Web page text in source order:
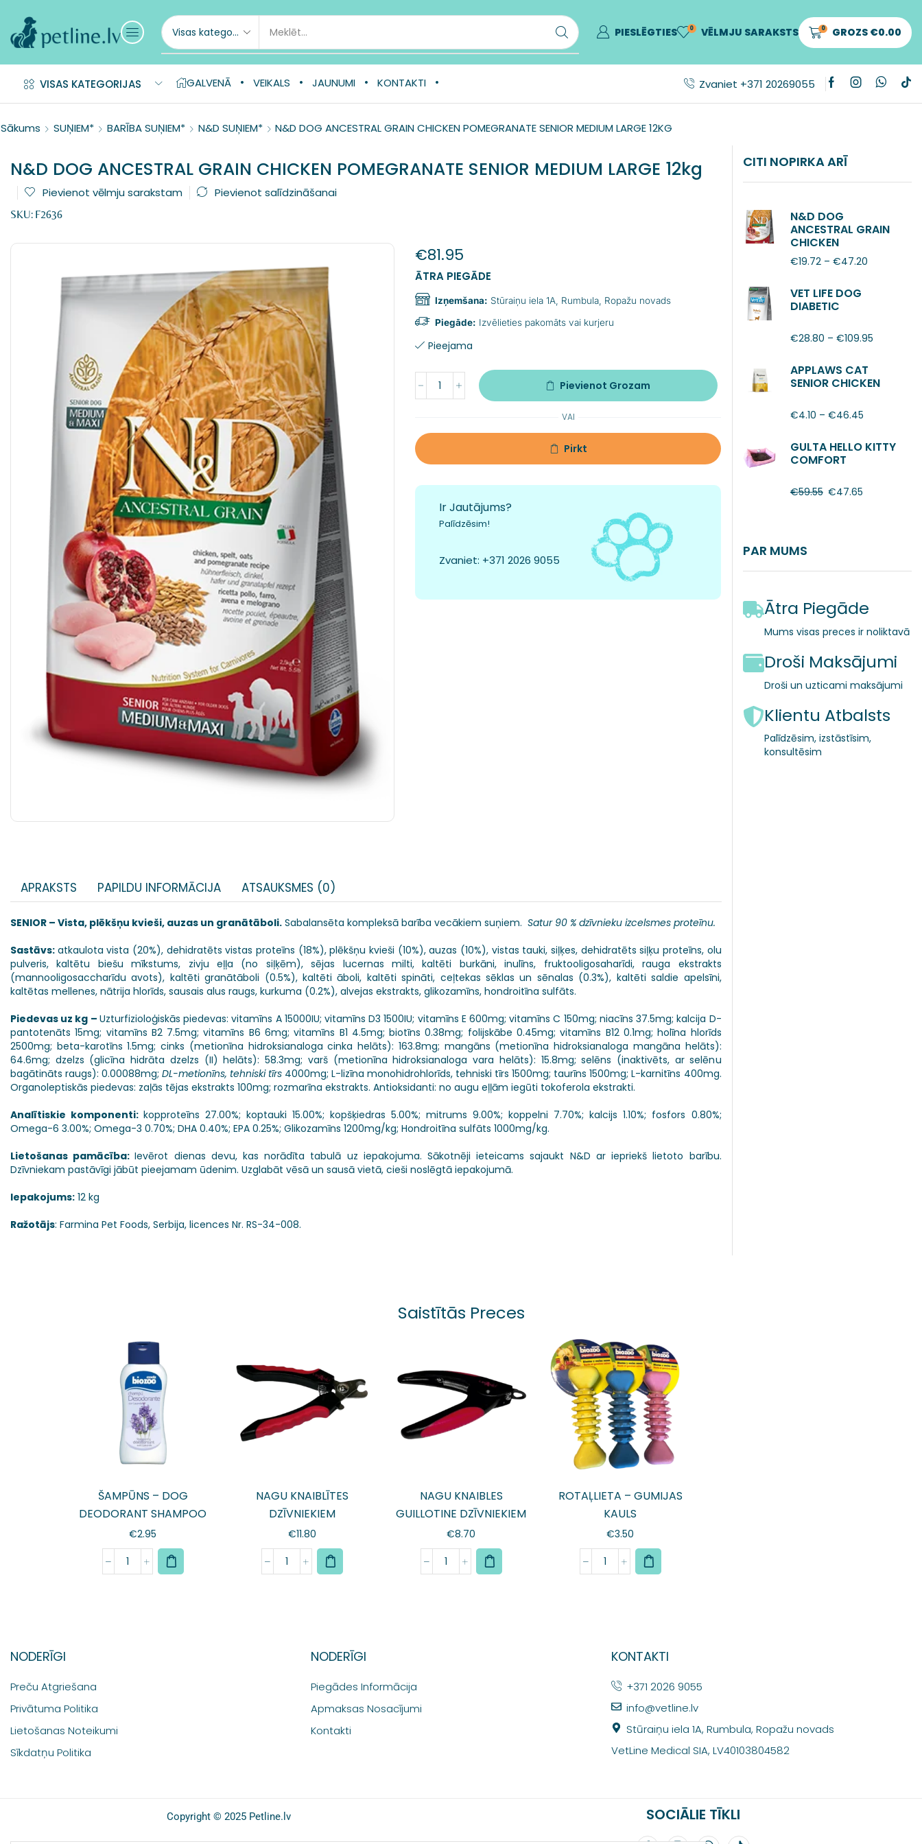
PIESLĒGTIES 0 VĒLMJU SARAKSTS 0 GROZS €0.00
VISAS KATEGORIJAS GALVENĀ VEIKALS JAUNUMI KONTAKTI Zvaniet +371 20269055
Sākums SUŅIEM* BARĪBA SUŅIEM* N&D SUŅIEM* N&D DOG ANCESTRAL GRAIN CHICKEN POMEGRANATE SENIOR MEDIUM LARGE 12KG
N&D DOG ANCESTRAL GRAIN CHICKEN POMEGRANATE SENIOR MEDIUM LARGE 12kg
Pievienot vēlmju sarakstam Pievienot salīdzināšanai
SKU: F2636
€81.95
ĀTRA PIEGĀDE
Izņemšana: Stūraiņu iela 1A, Rumbula, Ropažu novads
Piegāde: Izvēlieties pakomāts vai kurjeru
Pieejama
Pievienot Grozam
VAI
Pirkt
Ir Jautājums?
Palīdzēsim!
Zvaniet: +371 2026 9055
APRAKSTS PAPILDU INFORMĀCIJA ATSAUKSMES (0)
SENIOR – Vista, plēkšņu kvieši, auzas un granātāboli. Sabalansēta kompleksā barība vecākiem suņiem. Satur 90 % dzīvnieku izcelsmes proteīnu.
Sastāvs: atkaulota vista (20%), dehidratēts vistas proteīns (18%), plēkšņu kvieši (10%), auzas (10%), vistas tauki, siļķes, dehidratēts siļķu proteīns, olu
pulveris, kaltētu biešu mīkstums, zivju eļļa (no siļķēm), sējas lucernas milti, kaltēti burkāni, inulīns, fruktooligosaharīdi, rauga ekstrakts
(mannooligosaccharīdu avots), kaltēti granātāboli (0.5%), kaltēti āboli, kaltēti spināti, ceļtekas sēklas un sēnalas (0.3%), kaltēti saldie apelsīni,
kaltētas mellenes, nātrija hlorīds, sausais alus raugs, kurkuma (0.2%), alvejas ekstrakts, glikozamīns, hondroitīna sulfāts.
Piedevas uz kg – Uzturfizioloģiskās piedevas: vitamīns A 15000IU; vitamīns D3 1500IU; vitamīns E 600mg; vitamīns C 150mg; niacīns 37.5mg; kalcija D-
pantotenāts 15mg; vitamīns B2 7.5mg; vitamīns B6 6mg; vitamīns B1 4.5mg; biotīns 0.38mg; folijskābe 0.45mg; vitamīns B12 0.1mg; holīna hlorīds
2500mg; beta-karotīns 1.5mg; cinks (metionīna hidroksianaloga cinka helāts): 163.8mg; mangāns (metionīna hidroksianaloga mangāna helāts):
64.6mg; dzelzs (glicīna hidrāta dzelzs (II) helāts): 58.3mg; varš (metionīna hidroksianaloga vara helāts): 15.8mg; selēns (inaktivēts, ar selēnu
bagātināts raugs): 0.00088mg; DL-metionīns, tehniski tīrs 4000mg; L-lizīna monohidrohlorīds, tehniski tīrs 1500mg; taurīns 1500mg; L-karnitīns 400mg.
Organoleptiskās piedevas: zaļās tējas ekstrakts 100mg; rozmarīna ekstrakts. Antioksidanti: no augu eļļām iegūti tokoferola ekstrakti.
Analītiskie komponenti:kopproteīns 27.00%; koptauki 15.00%; kopšķiedras 5.00%; mitrums 9.00%; koppelni 7.70%; kalcijs 1.10%; fosfors 0.80%;
Omega-6 3.00%; Omega-3 0.70%; DHA 0.40%; EPA 0.25%; Glikozamīns 1200mg/kg; Hondroitīna sulfāts 1000mg/kg.
Lietošanas pamācība:Ievērot dienas devu, kas norādīta tabulā uz iepakojuma. Sākotnēji ieteicams sajaukt N&D ar iepriekš lietoto barību.
Dzīvniekam pastāvīgi jābūt pieejamam ūdenim. Uzglabāt vēsā un sausā vietā, cieši noslēgtā iepakojumā.
Iepakojums: 12 kg
Ražotājs: Farmina Pet Foods, Serbija, licences Nr. RS-34-008.
CITI NOPIRKA ARĪ
N&D DOG
ANCESTRAL GRAIN
CHICKEN
POMEGRANATE
ADULT MINI
€19.72 – €47.20
VET LIFE DOG
DIABETIC
€28.80 – €109.95
APPLAWS CAT
SENIOR CHICKEN
€4.10 – €46.45
GULTA HELLO KITTY
COMFORT
€59.55 €47.65
PAR MUMS
Ātra Piegāde
Mums visas preces ir noliktavā
Droši Maksājumi
Droši un uzticami maksājumi
Klientu Atbalsts
Palīdzēsim, izstāstīsim,
konsultēsim
Saistītās Preces
ŠAMPŪNS – DOG
DEODORANT SHAMPOO
250ml
€2.95
NAGU KNAIBLĪTES
DZĪVNIEKIEM
€11.80
NAGU KNAIBLES
GUILLOTINE DZĪVNIEKIEM
€8.70
ROTAĻLIETA – GUMIJAS
KAULS
€3.50
NODERĪGI
Preču Atgriešana
Privātuma Politika
Lietošanas Noteikumi
Sīkdatņu Politika
NODERĪGI
Piegādes Informācija
Apmaksas Nosacījumi
Kontakti
KONTAKTI
+371 2026 9055
info@vetline.lv
Stūraiņu iela 1A, Rumbula, Ropažu novads
VetLine Medical SIA, LV40103804582
Copyright © 2025 Petline.lv SOCIĀLIE TĪKLI